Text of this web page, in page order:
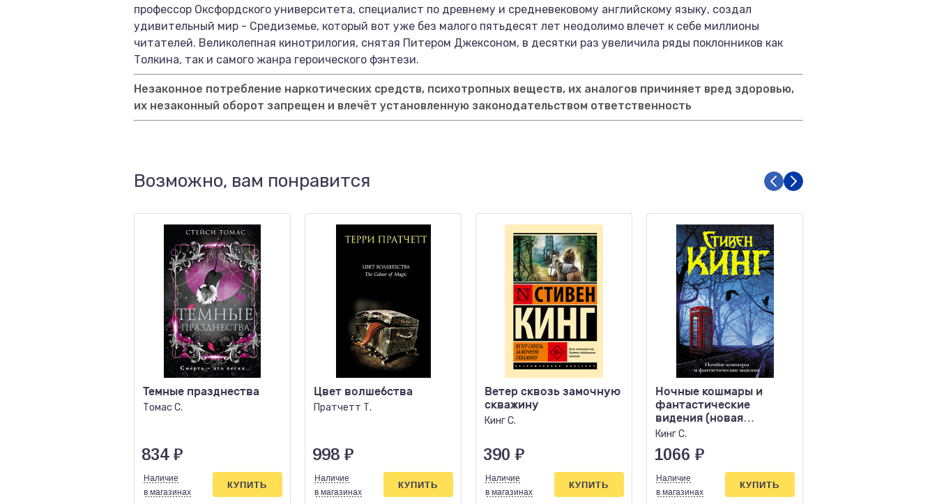
профессор Оксфордского университета, специалист по древнему и средневековому английскому языку, создал
удивительный мир - Средиземье, который вот уже без малого пятьдесят лет неодолимо влечет к себе миллионы
читателей. Великолепная кинотрилогия, снятая Питером Джексоном, в десятки раз увеличила ряды поклонников как
Толкина, так и самого жанра героического фэнтези.
Незаконное потребление наркотических средств, психотропных веществ, их аналогов причиняет вред здоровью,
их незаконный оборот запрещен и влечёт установленную законодательством ответственность
Возможно, вам понравится
Темные празднества
Томас С.
834 ₽
Наличие
в магазинах
КУПИТЬ
Цвет волшебства
Пратчетт Т.
998 ₽
Наличие
в магазинах
КУПИТЬ
Ветер сквозь замочную
скважину
Кинг С.
390 ₽
Наличие
в магазинах
КУПИТЬ
Ночные кошмары и
фантастические
видения (новая
обложка)
Кинг С.
1066 ₽
Наличие
в магазинах
КУПИТЬ